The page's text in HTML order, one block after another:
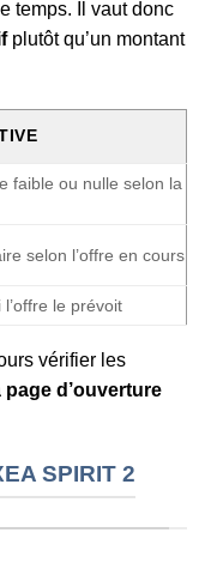
temps. Il vaut donc
plutôt qu’un montant
faible ou nulle selon la
selon l’offre en cours
le prévoit
vérifier les
d’ouverture
SPIRIT 2